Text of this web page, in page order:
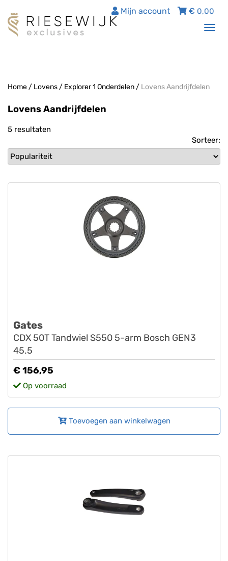
€ 0,00
Mijn account
Home/ Lovens/ Explorer 1 Onderdelen/ Lovens Aandrijfdelen
Lovens Aandrijfdelen
5 resultaten
Sorteer:
Gates
CDX 50T Tandwiel S550 5-arm Bosch GEN3
45.5
€ 156,95
Op voorraad
Toevoegen aan winkelwagen